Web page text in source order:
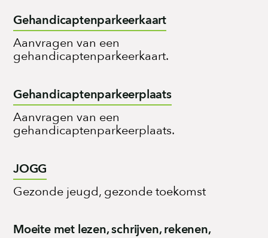
Gehandicaptenparkeerkaart
Aanvragen van een
gehandicaptenparkeerkaart.
Gehandicaptenparkeerplaats
Aanvragen van een
gehandicaptenparkeerplaats.
JOGG
Gezonde jeugd, gezonde toekomst
Moeite met lezen, schrijven, rekenen,